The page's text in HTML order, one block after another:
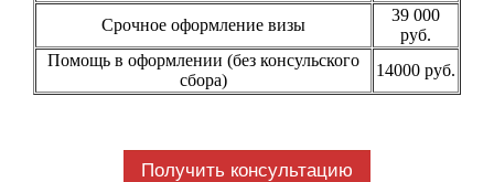
Срочное оформление визы
39 000
руб.
Помощь в оформлении (без консульского
сбора)
14000 руб.
Получить консультацию